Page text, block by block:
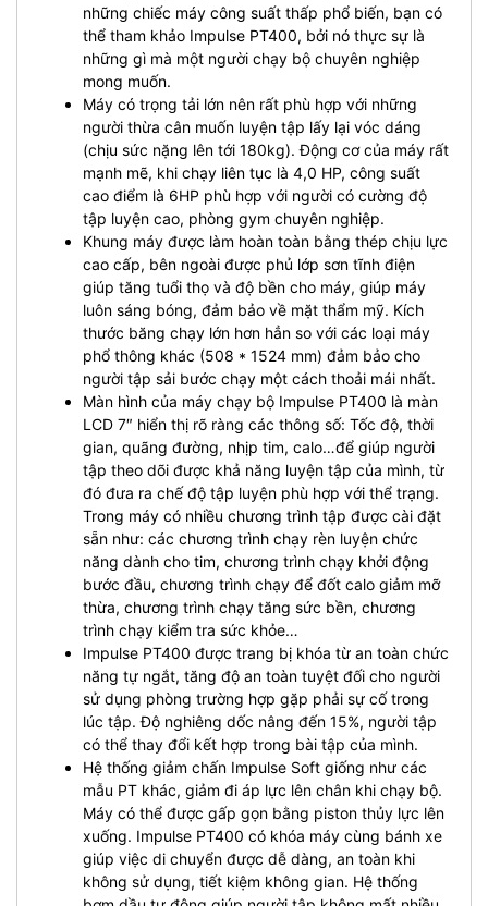
những chiếc máy công suất thấp phổ biến, bạn có
thể tham khảo Impulse PT400, bởi nó thực sự là
những gì mà một người chạy bộ chuyên nghiệp
mong muốn.
Máy có trọng tải lớn nên rất phù hợp với những
người thừa cân muốn luyện tập lấy lại vóc dáng
(chịu sức nặng lên tới 180kg).Động cơ của máy rất
mạnh mẽ, khi chạy liên tục là 4,0 HP, công suất
cao điểm là 6HP phù hợp với người có cường độ
tập luyện cao, phòng gym chuyên nghiệp.
Khung máy được làm hoàn toàn bằng thép chịu lực
cao cấp, bên ngoài được phủ lớp sơn tĩnh điện
giúp tăng tuổi thọ và độ bền cho máy, giúp máy
luôn sáng bóng, đảm bảo về mặt thẩm mỹ. Kích
thước băng chạy lớn hơn hẳn so với các loại máy
phổ thông khác (508 * 1524 mm) đảm bảo cho
người tập sải bước chạy một cách thoải mái nhất.
Màn hình của máy chạy bộ Impulse PT400 là màn
LCD 7″ hiển thị rõ ràng các thông số: Tốc độ, thời
gian, quãng đường, nhịp tim, calo…để giúp người
tập theo dõi được khả năng luyện tập của mình, từ
đó đưa ra chế độ tập luyện phù hợp với thể trạng.
Trong máy có nhiều chương trình tập được cài đặt
sẵn như: các chương trình chạy rèn luyện chức
năng dành cho tim, chương trình chạy khởi động
bước đầu, chương trình chạy để đốt calo giảm mỡ
thừa, chương trình chạy tăng sức bền, chương
trình chạy kiểm tra sức khỏe…
Impulse PT400 được trang bị khóa từ an toàn chức
năng tự ngắt, tăng độ an toàn tuyệt đối cho người
sử dụng phòng trường hợp gặp phải sự cố trong
lúc tập.Độ nghiêng dốc nâng đến 15%, người tập
có thể thay đổi kết hợp trong bài tập của mình.
Hệ thống giảm chấn Impulse Soft giống như các
mẫu PT khác, giảm đi áp lực lên chân khi chạy bộ.
Máy có thể được gấp gọn bằng piston thủy lực lên
xuống. Impulse PT400 có khóa máy cùng bánh xe
giúp việc di chuyển được dễ dàng, an toàn khi
không sử dụng, tiết kiệm không gian. Hệ thống